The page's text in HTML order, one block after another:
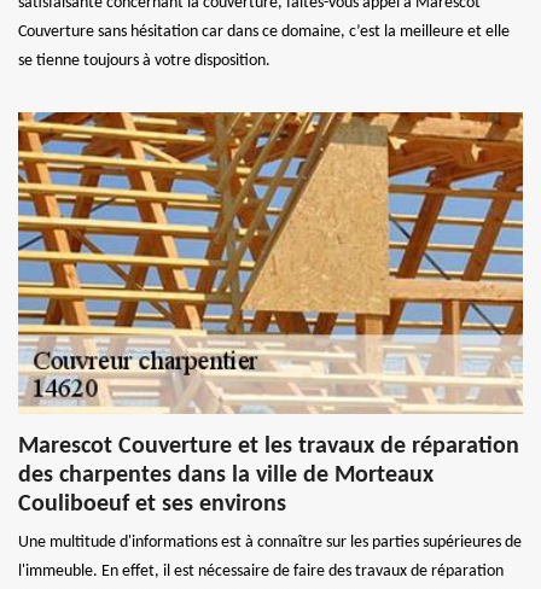
Couverture sans hésitation car dans ce domaine, c’est la meilleure et elle
se tienne toujours à votre disposition.
Marescot Couverture et les travaux de réparation
des charpentes dans la ville de Morteaux
Couliboeuf et ses environs
Une multitude d'informations est à connaître sur les parties supérieures de
l'immeuble. En effet, il est nécessaire de faire des travaux de réparation